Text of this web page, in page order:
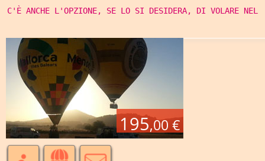
C'È ANCHE L'OPZIONE, SE LO SI DESIDERA, DI VOLARE NEL
195,00 €